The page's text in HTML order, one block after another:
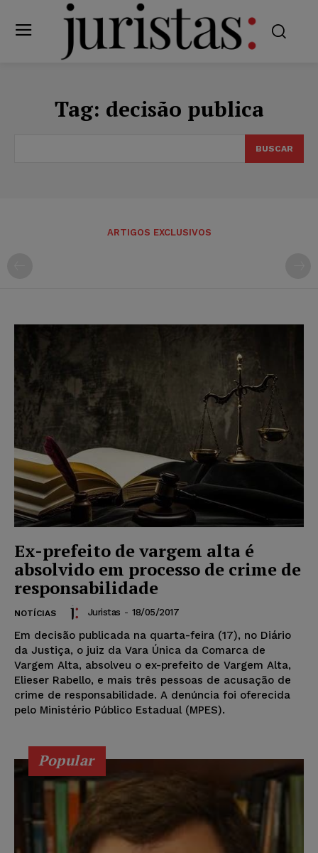
Tag: decisão publica
BUSCAR
ARTIGOS EXCLUSIVOS
Ex-prefeito de vargem alta é
absolvido em processo de crime de
responsabilidade
NOTÍCIAS Juristas - 18/05/2017
Em decisão publicada na quarta-feira (17), no Diário
da Justiça, o juiz da Vara Única da Comarca de
Vargem Alta, absolveu o ex-prefeito de Vargem Alta,
Elieser Rabello, e mais três pessoas de acusação de
crime de responsabilidade. A denúncia foi oferecida
pelo Ministério Público Estadual (MPES).
Popular